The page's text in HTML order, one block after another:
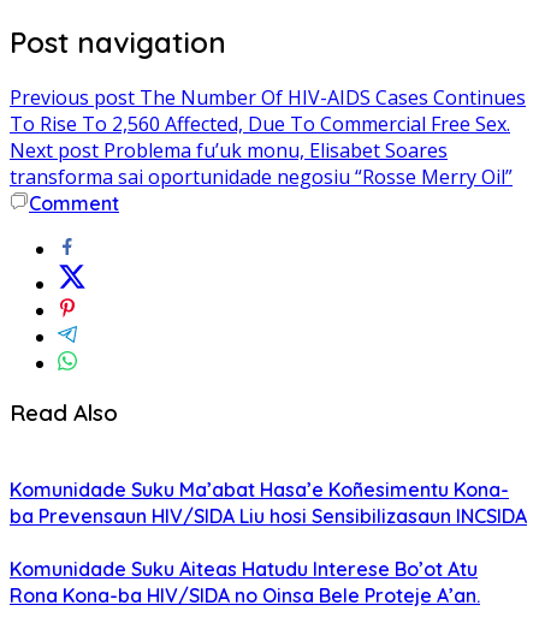
Post navigation
Previous post The Number Of HIV-AIDS Cases Continues
To Rise To 2,560 Affected, Due To Commercial Free Sex.
Next post Problema fu’uk monu, Elisabet Soares
transforma sai oportunidade negosiu “Rosse Merry Oil”
Comment
Read Also
Komunidade Suku Ma’abat Hasa’e Koñesimentu Kona-
ba Prevensaun HIV/SIDA Liu hosi Sensibilizasaun INCSIDA
Komunidade Suku Aiteas Hatudu Interese Bo’ot Atu
Rona Kona-ba HIV/SIDA no Oinsa Bele Proteje A’an.